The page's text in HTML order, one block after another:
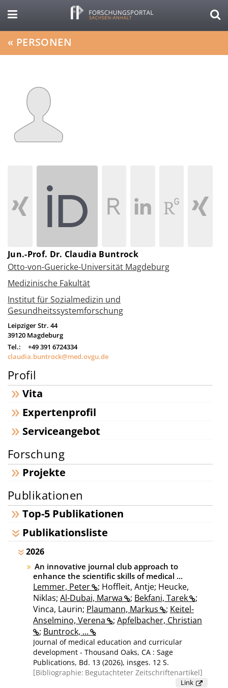
« PERSONEN
Jun.-Prof. Dr. Claudia Buntrock
Otto-von-Guericke-Universität Magdeburg
Medizinische Fakultät
Institut für Sozialmedizin und
Gesundheitssystemforschung
Leipziger Str. 44
39120 Magdeburg
Tel.:
+49 391 6724334
claudia.buntrock@med.ovgu.de
Profil
Vita
Expertenprofil
Serviceangebot
Forschung
Projekte
Publikationen
Top-5 Publikationen
Publikationsliste
2026
An innovative journal club approach to
enhance the scientific skills of medical ...
Lemmer, Peter
; Hoffleit, Antje; Heucke,
Niklas; Al-Dubai, Marwa ; Bekfani, Tarek
;
Vinca, Laurin; Plaumann, Markus ; Keitel-
Anselmino, Verena
; Apfelbacher, Christian
; Buntrock, ...
Journal of medical education and curricular
development - Thousand Oaks, CA : Sage
Publications, Bd. 13 (2026), insges. 12 S.
Bibliographie: Begutachteter Zeitschriftenartikel
Link